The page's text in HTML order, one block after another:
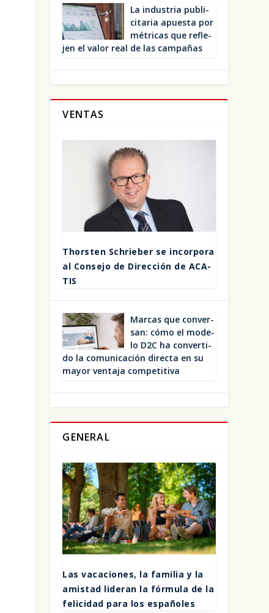
La indus­tria publi­
ci­ta­ria apues­ta por
métri­cas que refle­
jen el valor real de las cam­pa­ñas
VENTAS
Thors­ten Schrie­ber se incor­po­ra
al Con­se­jo de Direc­ción de ACA­
TIS
Mar­cas que con­ver­
san: cómo el mode­
lo D2C ha con­ver­ti­
do la comu­ni­ca­ción direc­ta en su
mayor ven­ta­ja com­pe­ti­ti­va
GENERAL
Las vaca­cio­nes, la fami­lia y la
amis­tad lide­ran la fór­mu­la de la
feli­ci­dad para los espa­ño­les